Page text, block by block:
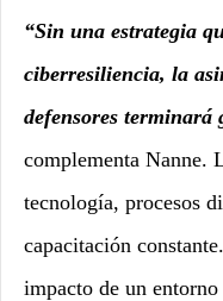
“Sin una estrategia
ciberresiliencia, la
defensores terminará
complementa Nanne.
tecnología, procesos
capacitación
impacto de un entorno